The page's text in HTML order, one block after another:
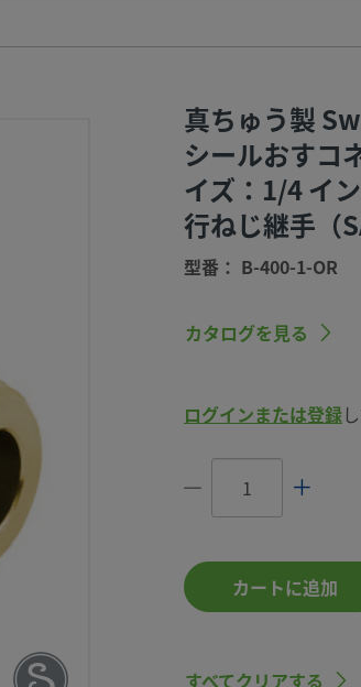
真ちゅう製
シールおすコ
イズ：1/4 イ
行ねじ継手（
型番： B-400-1-OR
カタログを見る
ログインまたは登録
カートに追加
すべてクリアする